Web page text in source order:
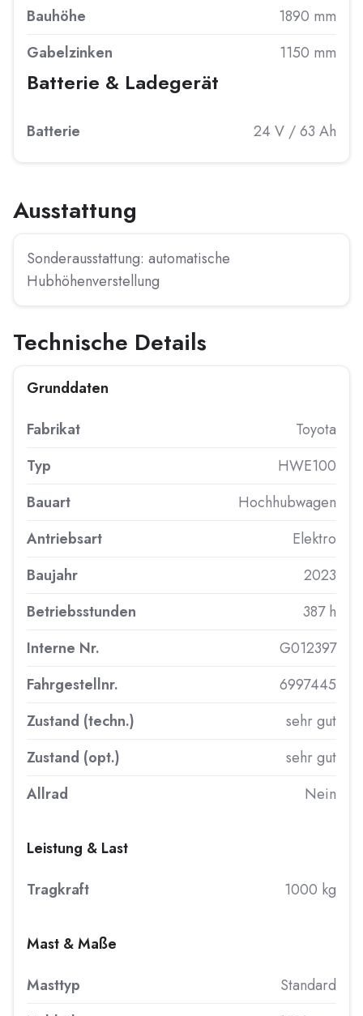
Bauhöhe
1890 mm
Gabelzinken
1150 mm
Batterie & Ladegerät
Batterie 24 V / 63 Ah
Ausstattung
Sonderausstattung: automatische
Hubhöhenverstellung
Technische Details
Grunddaten
Fabrikat
Toyota
Typ
HWE100
Bauart
Hochhubwagen
Antriebsart
Elektro
Baujahr
2023
Betriebsstunden
387 h
Interne Nr.
G012397
Fahrgestellnr.
6997445
Zustand (techn.)
sehr gut
Zustand (opt.)
sehr gut
Allrad
Nein
Leistung & Last
Tragkraft
1000 kg
Mast & Maße
Masttyp
Standard